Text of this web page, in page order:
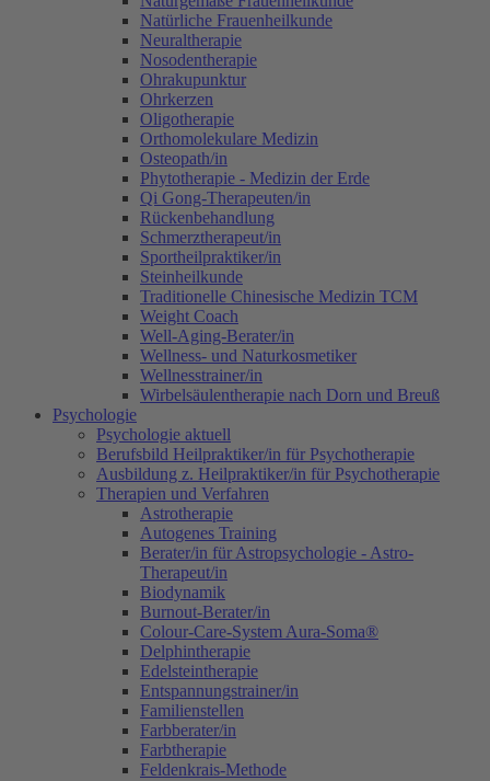
Natürliche Frauenheilkunde
Neuraltherapie
Nosodentherapie
Ohrakupunktur
Ohrkerzen
Oligotherapie
Orthomolekulare Medizin
Osteopath/in
Phytotherapie - Medizin der Erde
Qi Gong-Therapeuten/in
Rückenbehandlung
Schmerztherapeut/in
Sportheilpraktiker/in
Steinheilkunde
Traditionelle Chinesische Medizin TCM
Weight Coach
Well-Aging-Berater/in
Wellness- und Naturkosmetiker
Wellnesstrainer/in
Wirbelsäulentherapie nach Dorn und Breuß
Psychologie
Psychologie aktuell
Berufsbild Heilpraktiker/in für Psychotherapie
Ausbildung z. Heilpraktiker/in für Psychotherapie
Therapien und Verfahren
Astrotherapie
Autogenes Training
Berater/in für Astropsychologie - Astro-
Therapeut/in
Biodynamik
Burnout-Berater/in
Colour-Care-System Aura-Soma®
Delphintherapie
Edelsteintherapie
Entspannungstrainer/in
Familienstellen
Farbberater/in
Farbtherapie
Feldenkrais-Methode